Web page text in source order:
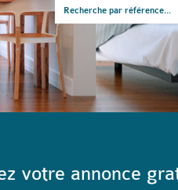
votre annonce